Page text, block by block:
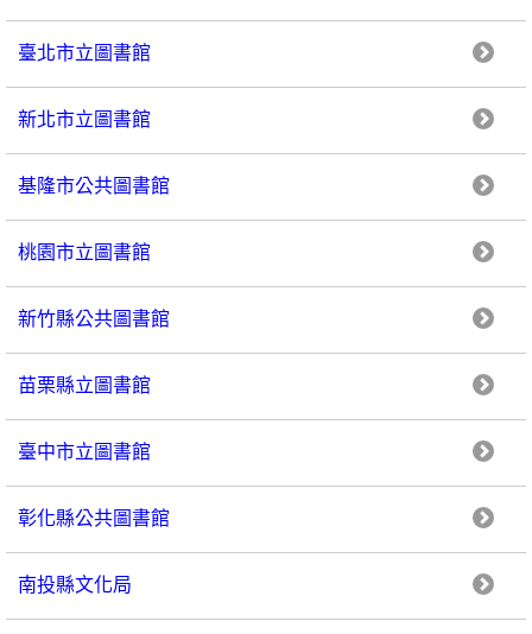
臺北市立圖書館
新北市立圖書館
基隆市公共圖書館
桃園市立圖書館
新竹縣公共圖書館
苗栗縣立圖書館
臺中市立圖書館
彰化縣公共圖書館
南投縣文化局